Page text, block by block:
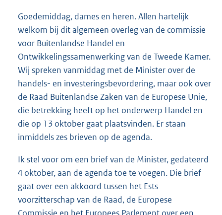
Goedemiddag, dames en heren. Allen hartelijk
welkom bij dit algemeen overleg van de commissie
voor Buitenlandse Handel en
Ontwikkelingssamenwerking van de Tweede Kamer.
Wij spreken vanmiddag met de Minister over de
handels- en investeringsbevordering, maar ook over
de Raad Buitenlandse Zaken van de Europese Unie,
die betrekking heeft op het onderwerp Handel en
die op 13 oktober gaat plaatsvinden. Er staan
inmiddels zes brieven op de agenda.
Ik stel voor om een brief van de Minister, gedateerd
4 oktober, aan de agenda toe te voegen. Die brief
gaat over een akkoord tussen het Ests
voorzitterschap van de Raad, de Europese